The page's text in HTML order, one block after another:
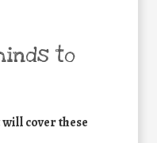
to
cover these